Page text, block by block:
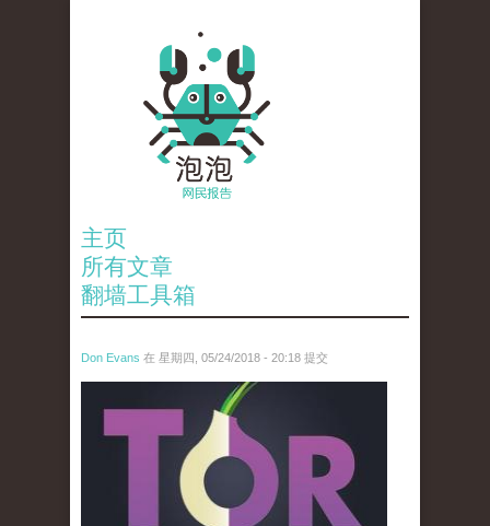
主页
所有文章
翻墙工具箱
Don Evans 在 星期四, 05/24/2018 - 20:18 提交
wechatimg1098.jpeg